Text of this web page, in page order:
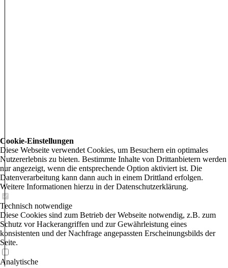
Cookie-Einstellungen
Diese Webseite verwendet Cookies, um Besuchern ein optimales
Nutzererlebnis zu bieten. Bestimmte Inhalte von Drittanbietern werden
nur angezeigt, wenn die entsprechende Option aktiviert ist. Die
Datenverarbeitung kann dann auch in einem Drittland erfolgen.
Weitere Informationen hierzu in der Datenschutzerklärung.
Technisch notwendige
Diese Cookies sind zum Betrieb der Webseite notwendig, z.B. zum
Schutz vor Hackerangriffen und zur Gewährleistung eines
konsistenten und der Nachfrage angepassten Erscheinungsbilds der
Seite.
Analytische